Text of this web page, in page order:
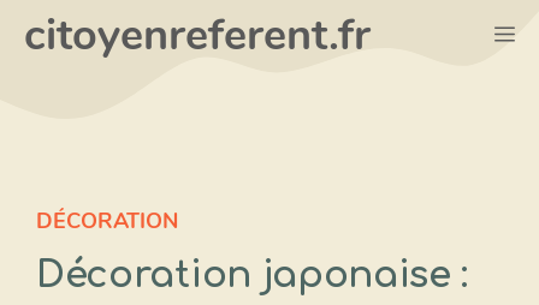
citoyenreferent.fr
DÉCORATION
Décoration japonaise :